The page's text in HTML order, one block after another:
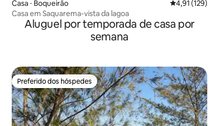
Casa ⋅ Boqueirão 4,91 de uma
4,91 (129)
Casa em Saquarema-vista da lagoa
Aluguel por temporada de casa por
semana
Preferido dos hóspedes
Preferido dos hóspedes